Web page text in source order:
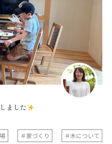
ました
＃家づくり
＃木について